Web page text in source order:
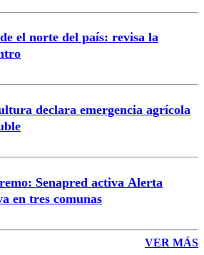
el norte del país: revisa la
declara emergencia agrícola
Senapred activa Alerta
en tres comunas
VER MÁS